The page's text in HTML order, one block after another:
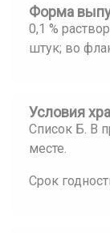
Форма
0,1 %
штук; во
Условия
Список Б. В
месте.
Срок